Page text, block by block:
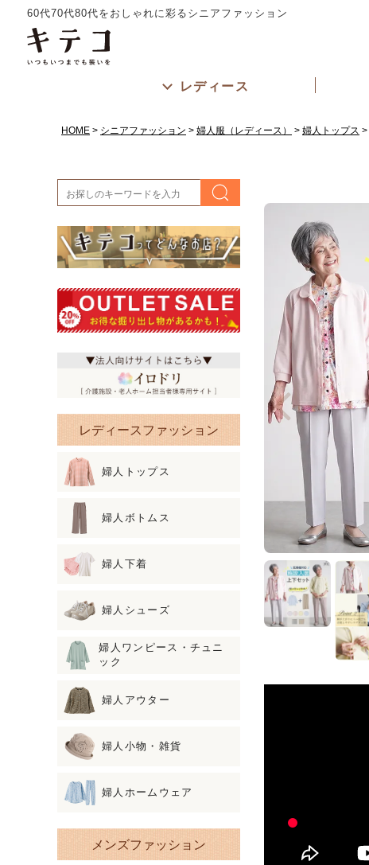
60代70代80代をおしゃれに彩るシニアファッション
レディース
HOME シニアファッション 婦人服（レディース） 婦人トップス
レディースファッション
婦人トップス
婦人ボトムス
婦人下着
婦人シューズ
婦人ワンピース・チュニ
ック
婦人アウター
婦人小物・雑貨
婦人ホームウェア
メンズファッション